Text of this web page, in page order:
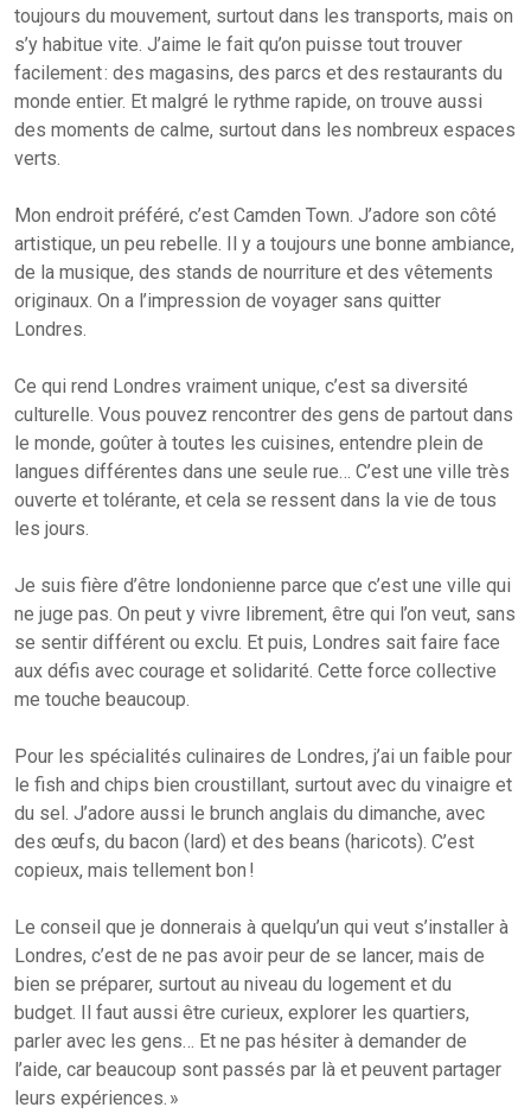
toujours du mouvement, surtout dans les transports, mais on
s’y habitue vite. J’aime le fait qu’on puisse tout trouver
facilement : des magasins, des parcs et des restaurants du
monde entier. Et malgré le rythme rapide, on trouve aussi
des moments de calme, surtout dans les nombreux espaces
verts.
Mon endroit préféré, c’est Camden Town. J’adore son côté
artistique, un peu rebelle. Il y a toujours une bonne ambiance,
de la musique, des stands de nourriture et des vêtements
originaux. On a l’impression de voyager sans quitter
Londres.
Ce qui rend Londres vraiment unique, c’est sa diversité
culturelle. Vous pouvez rencontrer des gens de partout dans
le monde, goûter à toutes les cuisines, entendre plein de
langues différentes dans une seule rue… C’est une ville très
ouverte et tolérante, et cela se ressent dans la vie de tous
les jours.
Je suis fière d’être londonienne parce que c’est une ville qui
ne juge pas. On peut y vivre librement, être qui l’on veut, sans
se sentir différent ou exclu. Et puis, Londres sait faire face
aux défis avec courage et solidarité. Cette force collective
me touche beaucoup.
Pour les spécialités culinaires de Londres, j’ai un faible pour
le fish and chips bien croustillant, surtout avec du vinaigre et
du sel. J’adore aussi le brunch anglais du dimanche, avec
des œufs, du bacon (lard) et des beans (haricots). C’est
copieux, mais tellement bon !
Le conseil que je donnerais à quelqu’un qui veut s’installer à
Londres, c’est de ne pas avoir peur de se lancer, mais de
bien se préparer, surtout au niveau du logement et du
budget. Il faut aussi être curieux, explorer les quartiers,
parler avec les gens… Et ne pas hésiter à demander de
l’aide, car beaucoup sont passés par là et peuvent partager
leurs expériences. »